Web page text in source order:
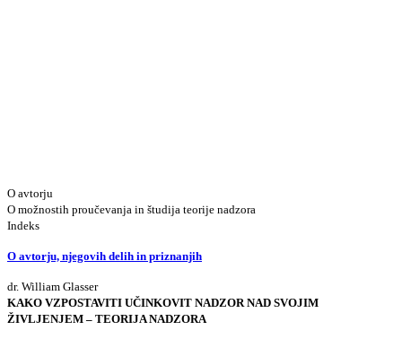
O avtorju
O možnostih proučevanja in študija teorije nadzora
Indeks
O avtorju, njegovih delih in priznanjih
dr. William Glasser
KAKO VZPOSTAVITI UČINKOVIT NADZOR NAD SVOJIM
ŽIVLJENJEM – TEORIJA NADZORA